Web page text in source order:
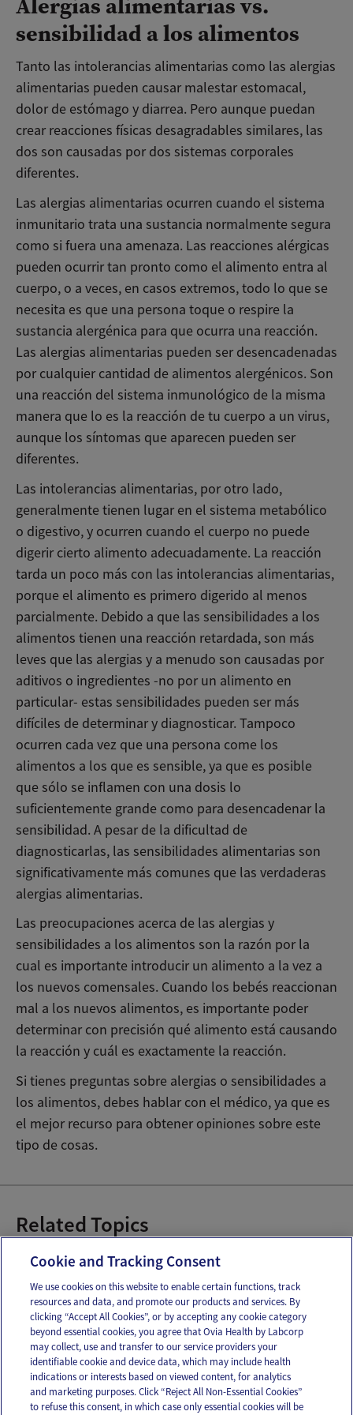
sensibilidad a los alimentos
Tanto las intolerancias alimentarias como las alergias
alimentarias pueden causar malestar estomacal,
dolor de estómago y diarrea. Pero aunque puedan
crear reacciones físicas desagradables similares, las
dos son causadas por dos sistemas corporales
diferentes.
Las alergias alimentarias ocurren cuando el sistema
inmunitario trata una sustancia normalmente segura
como si fuera una amenaza. Las reacciones alérgicas
pueden ocurrir tan pronto como el alimento entra al
cuerpo, o a veces, en casos extremos, todo lo que se
necesita es que una persona toque o respire la
sustancia alergénica para que ocurra una reacción.
Las alergias alimentarias pueden ser desencadenadas
por cualquier cantidad de alimentos alergénicos. Son
una reacción del sistema inmunológico de la misma
manera que lo es la reacción de tu cuerpo a un virus,
aunque los síntomas que aparecen pueden ser
diferentes.
Las intolerancias alimentarias, por otro lado,
generalmente tienen lugar en el sistema metabólico
o digestivo, y ocurren cuando el cuerpo no puede
digerir cierto alimento adecuadamente. La reacción
tarda un poco más con las intolerancias alimentarias,
porque el alimento es primero digerido al menos
parcialmente. Debido a que las sensibilidades a los
alimentos tienen una reacción retardada, son más
leves que las alergias y a menudo son causadas por
aditivos o ingredientes -no por un alimento en
particular- estas sensibilidades pueden ser más
difíciles de determinar y diagnosticar. Tampoco
ocurren cada vez que una persona come los
alimentos a los que es sensible, ya que es posible
que sólo se inflamen con una dosis lo
suficientemente grande como para desencadenar la
sensibilidad. A pesar de la dificultad de
diagnosticarlas, las sensibilidades alimentarias son
significativamente más comunes que las verdaderas
alergias alimentarias.
Las preocupaciones acerca de las alergias y
sensibilidades a los alimentos son la razón por la
cual es importante introducir un alimento a la vez a
los nuevos comensales. Cuando los bebés reaccionan
mal a los nuevos alimentos, es importante poder
determinar con precisión qué alimento está causando
la reacción y cuál es exactamente la reacción.
Si tienes preguntas sobre alergias o sensibilidades a
los alimentos, debes hablar con el médico, ya que es
el mejor recurso para obtener opiniones sobre este
tipo de cosas.
Related Topics
Alergias del bebé
Email Text
OUR APPS
Cookie and Tracking Consent
We use cookies on this website to enable certain functions, track
resources and data, and promote our products and services. By
clicking “Accept All Cookies”, or by accepting any cookie category
beyond essential cookies, you agree that Ovia Health by Labcorp
may collect, use and transfer to our service providers your
identifiable cookie and device data, which may include health
indications or interests based on viewed content, for analytics
and marketing purposes. Click “Reject All Non-Essential Cookies”
to refuse this consent, in which case only essential cookies will be